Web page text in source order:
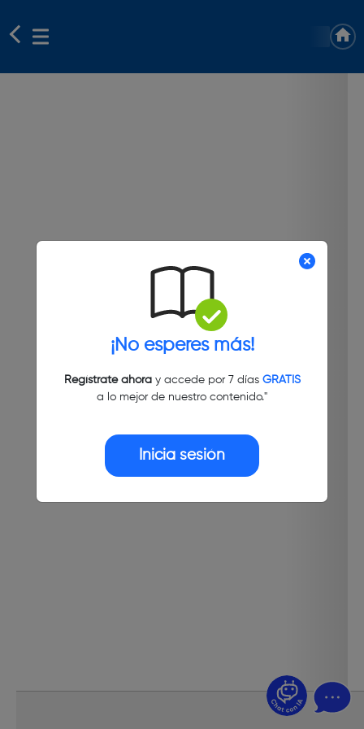
¡No esperes más!
Regístrate ahoray accede por 7 días GRATIS
a lo mejor de nuestro contenido."
Inicia sesión